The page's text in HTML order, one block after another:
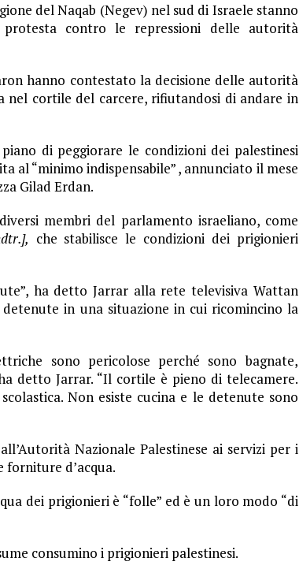
del Naqab (Negev) nel sud di Israele stanno
contro le repressioni delle autorità
hanno contestato la decisione delle autorità
nel cortile del carcere, rifiutandosi di andare in
di peggiorare le condizioni dei palestinesi
“minimo indispensabile” , annunciato il mese
Gilad Erdan.
membri del parlamento israeliano, come
che stabilisce le condizioni dei prigionieri
ha detto Jarrar alla rete televisiva Wattan
in una situazione in cui ricomincino la
sono pericolose perché sono bagnate,
detto Jarrar. “Il cortile è pieno di telecamere.
Non esiste cucina e le detenute sono
Nazionale Palestinese ai servizi per i
d’acqua.
dei prigionieri è “folle” ed è un loro modo “di
consumino i prigionieri palestinesi.